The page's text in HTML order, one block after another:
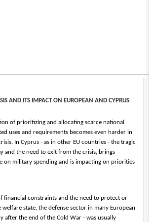
AND ITS IMPACT ON EUROPEAN AND CYPRUS
of prioritizing and allocating scarce national
uses and requirements becomes even harder in
In Cyprus - as in other EU countries - the tragic
and the need to exit from the crisis, brings
on military spending and is impacting on priorities
financial constraints and the need to protect or
state, the defense sector in many European
after the end of the Cold War - was usually